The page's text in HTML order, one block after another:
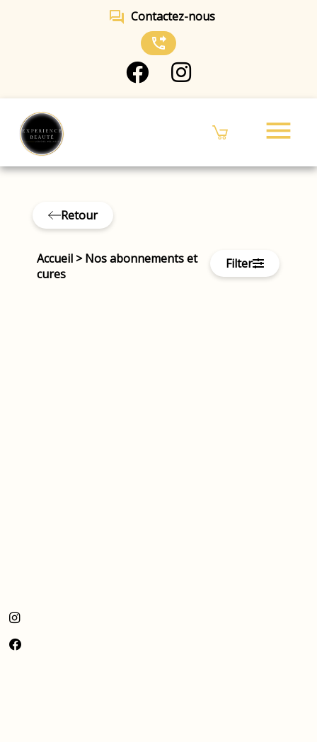
forum Contactez-nous
phone_forwarded
menu
Retour
Accueil >Nos abonnements et
cures
Filter